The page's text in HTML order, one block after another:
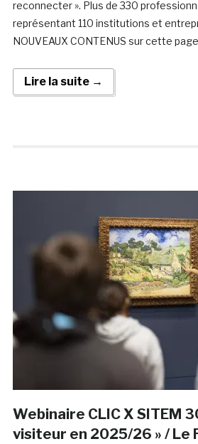
reconnecter ». Plus de 330
représentant 110 institutions et
NOUVEAUX CONTENUS sur cette
Lire la suite →
Webinaire CLIC X SITEM
visiteur en 2025/26 » / Le